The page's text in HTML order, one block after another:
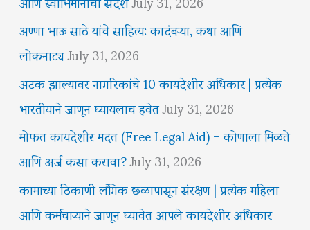
अण्णा भाऊ साठे यांचे साहित्य: कादंबऱ्या, कथा आणि
लोकनाट्यJuly 31, 2026
अटक झाल्यावर नागरिकांचे 10 कायदेशीर अधिकार | प्रत्येक
भारतीयाने जाणून घ्यायलाच हवेतJuly 31, 2026
मोफत कायदेशीर मदत (Free Legal Aid) – कोणाला मिळते
आणि अर्ज कसा करावा?July 31, 2026
कामाच्या ठिकाणी लैंगिक छळापासून संरक्षण | प्रत्येक महिला
आणि कर्मचाऱ्याने जाणून घ्यावेत आपले कायदेशीर अधिकार